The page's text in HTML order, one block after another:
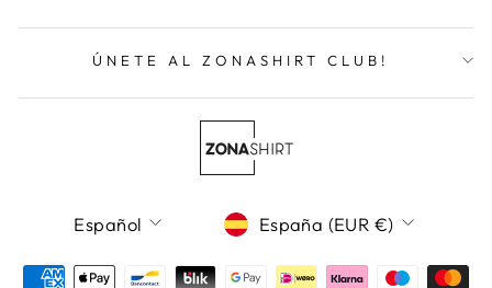
ÚNETE AL ZONASHIRT CLUB!
Idioma
Español Moneda
España (EUR €)